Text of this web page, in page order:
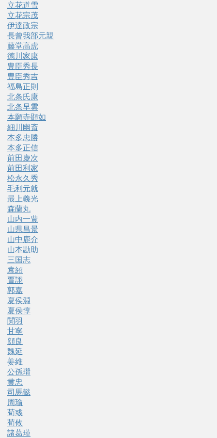
立花道雪
立花宗茂
伊達政宗
長曾我部元親
藤堂高虎
徳川家康
豊臣秀長
豊臣秀吉
福島正則
北条氏康
北条早雲
本願寺顕如
細川幽斎
本多忠勝
本多正信
前田慶次
前田利家
松永久秀
毛利元就
最上義光
森蘭丸
山内一豊
山県昌景
山中鹿介
山本勘助
三国志
袁紹
賈詡
郭嘉
夏侯淵
夏侯惇
関羽
甘寧
顔良
魏延
姜維
公孫瓚
黄忠
司馬懿
周瑜
荀彧
荀攸
諸葛瑾